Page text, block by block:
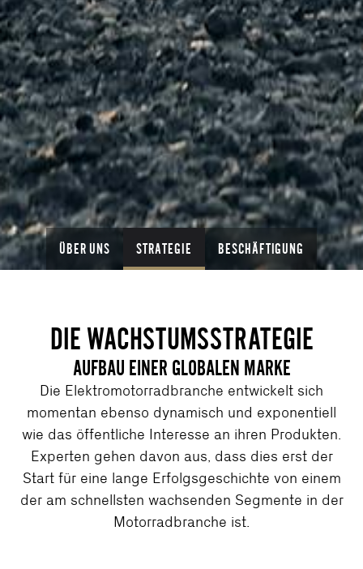
ÜBER UNS STRATEGIE BESCHÄFTIGUNG
DIE WACHSTUMSSTRATEGIE
AUFBAU EINER GLOBALEN MARKE
Die Elektromotorradbranche entwickelt sich
momentan ebenso dynamisch und exponentiell
wie das öffentliche Interesse an ihren Produkten.
Experten gehen davon aus, dass dies erst der
Start für eine lange Erfolgsgeschichte von einem
der am schnellsten wachsenden Segmente in der
Motorradbranche ist.